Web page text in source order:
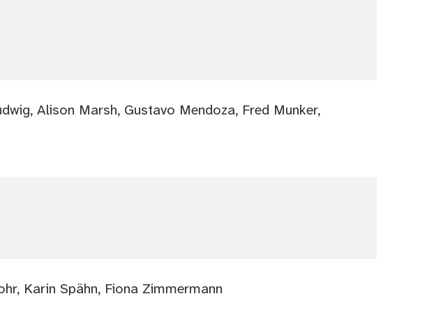
Alison Marsh, Gustavo Mendoza, Fred Munker,
Karin Spähn, Fiona Zimmermann